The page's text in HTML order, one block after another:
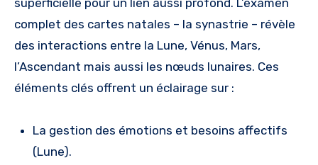
superficielle pour un lien aussi profond. L’examen
complet des cartes natales – la synastrie – révèle
des interactions entre la Lune, Vénus, Mars,
l’Ascendant mais aussi les nœuds lunaires. Ces
éléments clés offrent un éclairage sur :
La gestion des émotions et besoins affectifs
(Lune).